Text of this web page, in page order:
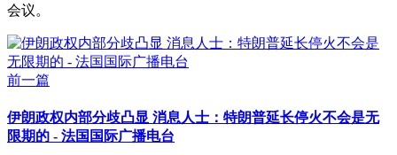
会议。
前一篇
伊朗政权内部分歧凸显 消息人士：特朗普延长停火不会是无
限期的 - 法国国际广播电台